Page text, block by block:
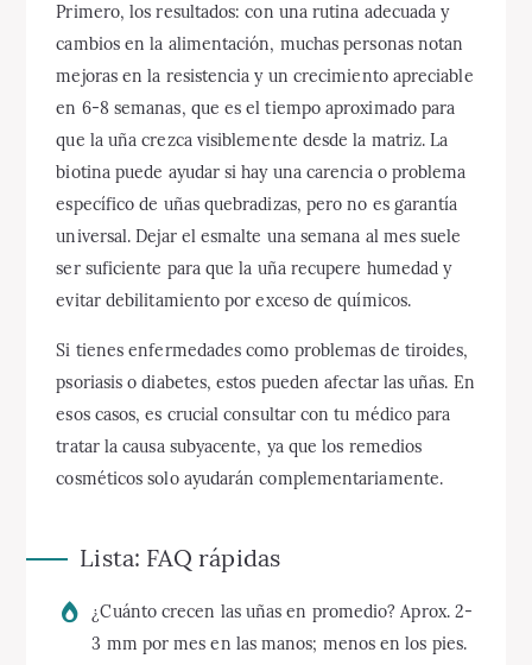
Primero, los resultados: con una rutina adecuada y
cambios en la alimentación, muchas personas notan
mejoras en la resistencia y un crecimiento apreciable
en 6-8 semanas, que es el tiempo aproximado para
que la uña crezca visiblemente desde la matriz. La
biotina puede ayudar si hay una carencia o problema
específico de uñas quebradizas, pero no es garantía
universal. Dejar el esmalte una semana al mes suele
ser suficiente para que la uña recupere humedad y
evitar debilitamiento por exceso de químicos.
Si tienes enfermedades como problemas de tiroides,
psoriasis o diabetes, estos pueden afectar las uñas. En
esos casos, es crucial consultar con tu médico para
tratar la causa subyacente, ya que los remedios
cosméticos solo ayudarán complementariamente.
Lista: FAQ rápidas
¿Cuánto crecen las uñas en promedio? Aprox. 2-
3 mm por mes en las manos; menos en los pies.